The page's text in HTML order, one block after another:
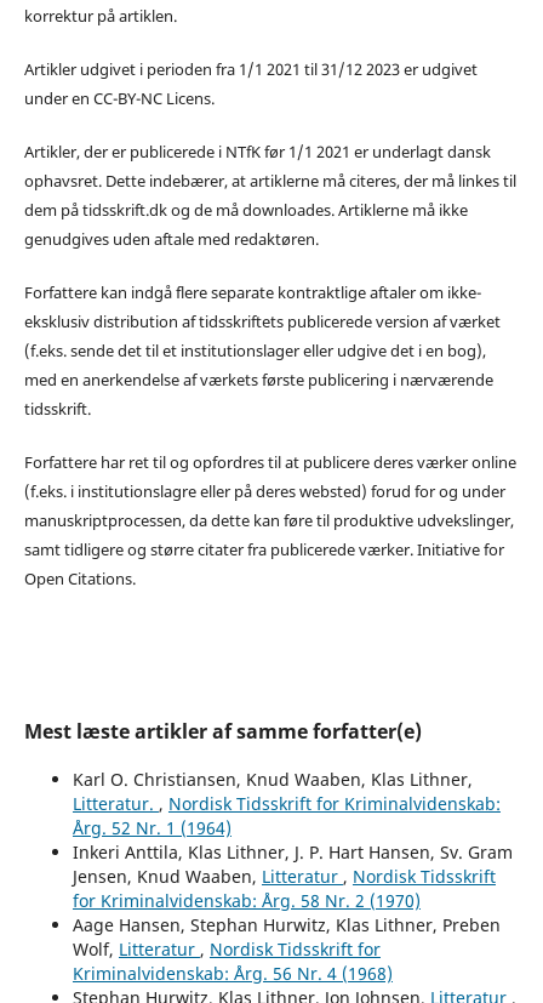
korrektur på artiklen.
Artikler udgivet i perioden fra 1/1 2021 til 31/12 2023 er udgivet
under en CC-BY-NC Licens.
Artikler, der er publicerede i NTfK før 1/1 2021 er underlagt dansk
ophavsret. Dette indebærer, at artiklerne må citeres, der må linkes til
dem på tidsskrift.dk og de må downloades. Artiklerne må ikke
genudgives uden aftale med redaktøren.
Forfattere kan indgå flere separate kontraktlige aftaler om ikke-
eksklusiv distribution af tidsskriftets publicerede version af værket
(f.eks. sende det til et institutionslager eller udgive det i en bog),
med en anerkendelse af værkets første publicering i nærværende
tidsskrift.
Forfattere har ret til og opfordres til at publicere deres værker online
(f.eks. i institutionslagre eller på deres websted) forud for og under
manuskriptprocessen, da dette kan føre til produktive udvekslinger,
samt tidligere og større citater fra publicerede værker. Initiative for
Open Citations.
Mest læste artikler af samme forfatter(e)
Karl O. Christiansen, Knud Waaben, Klas Lithner,
Litteratur. , Nordisk Tidsskrift for Kriminalvidenskab:
Årg. 52 Nr. 1 (1964)
Inkeri Anttila, Klas Lithner, J. P. Hart Hansen, Sv. Gram
Jensen, Knud Waaben, Litteratur , Nordisk Tidsskrift
for Kriminalvidenskab: Årg. 58 Nr. 2 (1970)
Aage Hansen, Stephan Hurwitz, Klas Lithner, Preben
Wolf, Litteratur , Nordisk Tidsskrift for
Kriminalvidenskab: Årg. 56 Nr. 4 (1968)
Stephan Hurwitz, Klas Lithner, Jon Johnsen, Litteratur ,